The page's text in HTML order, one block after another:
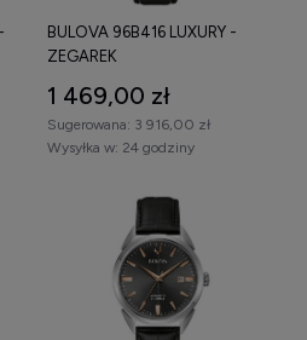
BULOVA 96B416 LUXURY -
ZEGAREK
1 469,00 zł
Wysyłka w: 24 godziny
Sugerowana: 3 916,00 zł